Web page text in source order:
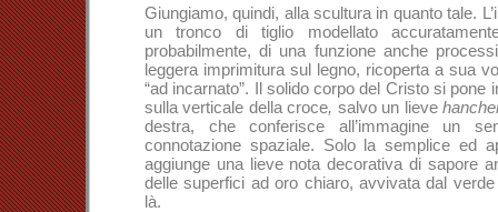
Giungiamo, quindi, alla scultura in quanto tale.
un tronco di tiglio modellato
probabilmente, di una funzione anche
leggera imprimitura sul legno, ricoperta a sua
“ad incarnato”. Il solido corpo del Cristo si pone
sulla verticale della croce, salvo un lieve
destra, che conferisce all’immagine un
connotazione spaziale. Solo la semplice ed
aggiunge una lieve nota decorativa di sapore
delle superfici ad oro chiaro, avvivata dal
là.